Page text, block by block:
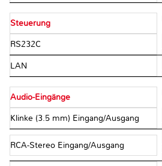
Steuerung
RS232C
LAN
Audio-Eingänge
Klinke (3.5 mm) Eingang/Ausgang
RCA-Stereo Eingang/Ausgang